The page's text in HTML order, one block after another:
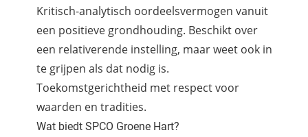
Kritisch-analytisch oordeelsvermogen vanuit
een positieve grondhouding. Beschikt over
een relativerende instelling, maar weet ook in
te grijpen als dat nodig is.
Toekomstgerichtheid met respect voor
waarden en tradities.
Wat biedt SPCO Groene Hart?